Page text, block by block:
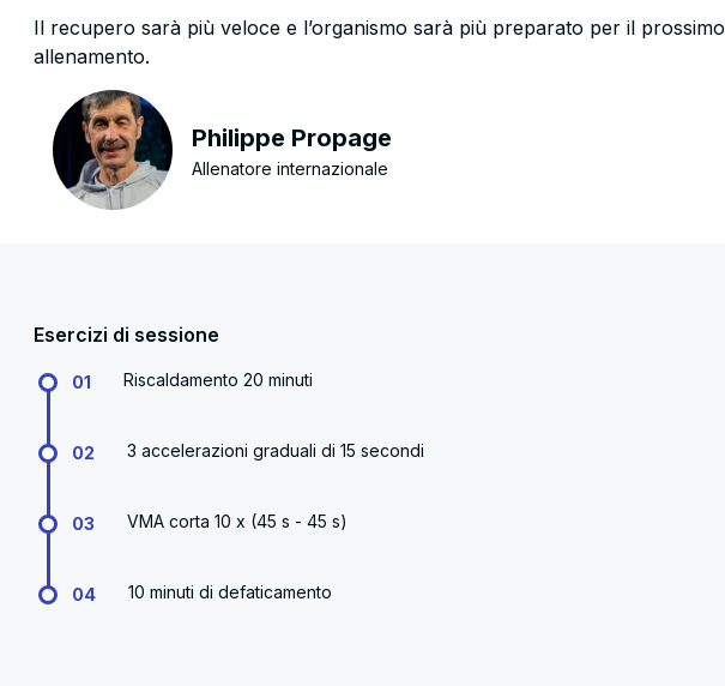
Il recupero sarà più veloce e l’organismo sarà più preparato per il prossimo
allenamento.
Philippe Propage
Allenatore internazionale
Esercizi di sessione
01 Riscaldamento 20 minuti
02 3 accelerazioni graduali di 15 secondi
03 VMA corta 10 x (45 s - 45 s)
04 10 minuti di defaticamento